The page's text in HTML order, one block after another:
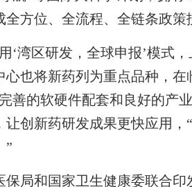
方位、全流程、全链条政策
区研发，全球申报’模式，
心也将新药列为重点品种，
善的软硬件配套和良好的产
让创新药研发成果更快应用
”
和国家卫生健康委联合印